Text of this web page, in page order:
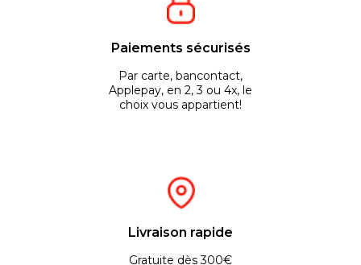
Paiements sécurisés
Par carte, bancontact,
Applepay, en 2, 3 ou 4x, le
choix vous appartient!
Livraison rapide
Gratuite dès 300€